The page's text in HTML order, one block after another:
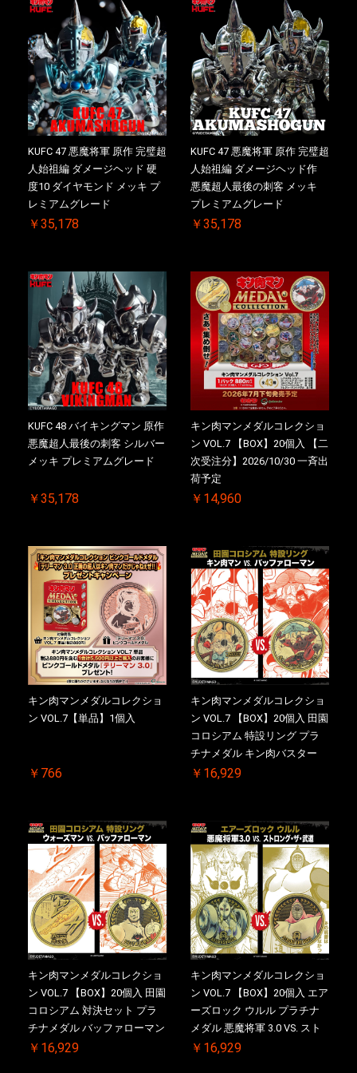
お買い物を続ける カートへ進む
KUFC 47 悪魔将軍 原作 完璧超
人始祖編 ダメージヘッド 硬
度10 ダイヤモンド メッキ プ
レミアムグレード
￥35,178
KUFC 47 悪魔将軍 原作 完璧超
人始祖編 ダメージヘッド作
悪魔超人最後の刺客 メッキ
プレミアムグレード
￥35,178
KUFC 48 バイキングマン 原作
悪魔超人最後の刺客 シルバー
メッキ プレミアムグレード
￥35,178
キン肉マンメダルコレクショ
ン VOL.7 【BOX】20個入 【二
次受注分】2026/10/30 一斉出
荷予定
￥14,960
キン肉マンメダルコレクショ
ン VOL.7【単品】1個入
￥766
キン肉マンメダルコレクショ
ン VOL.7 【BOX】20個入 田園
コロシアム 特設リング プラ
チナメダル キン肉バスター
VS. キン肉バスターやぶり ケ
【二次受注分】2026/10/30 一
斉出荷予定
￥16,929
キン肉マンメダルコレクショ
ン VOL.7 【BOX】20個入 田園
コロシアム 対決セット プラ
チナメダル バッファローマン
2.0 顎髭 Ver. VS. 光の矢 ケー
￥16,929
キン肉マンメダルコレクショ
ン VOL.7 【BOX】20個入 エア
ーズロック ウルル プラチナ
メダル 悪魔将軍 3.0 VS. スト
ロング・ザ・武道【初回購入
￥16,929